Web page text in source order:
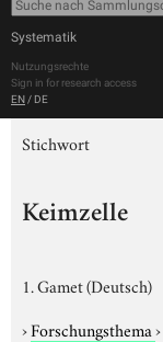
Systematik
Nutzungsrechte
Sign in for research access
EN / DE
Stichwort
Keimzelle
1. Gamet (Deutsch)
›Forschungsthema›